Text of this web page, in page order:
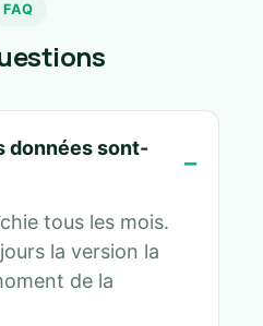
FAQ
données sont-
tous les mois.
la version la
de la